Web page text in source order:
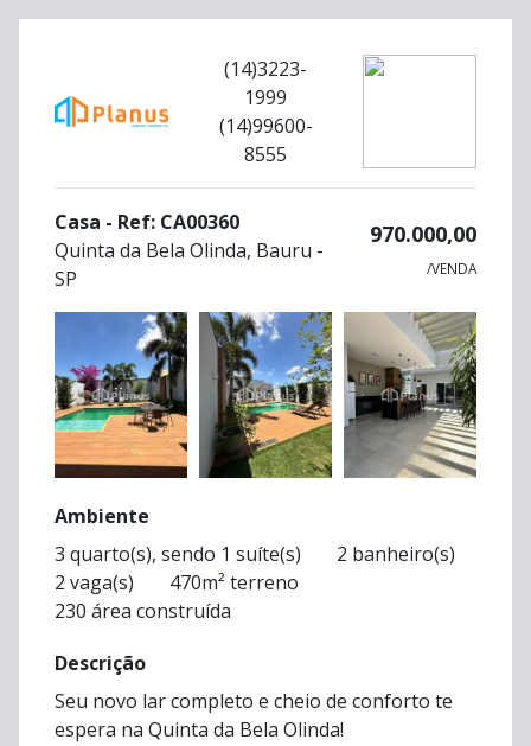
(14)3223-
1999
(14)99600-
8555
Casa - Ref: CA00360
Quinta da Bela Olinda, Bauru -
SP
970.000,00
/VENDA
Ambiente
3 quarto(s), sendo 1 suíte(s)
2 banheiro(s)
2 vaga(s)
470m² terreno
230 área construída
Descrição
Seu novo lar completo e cheio de conforto te
espera na Quinta da Bela Olinda!